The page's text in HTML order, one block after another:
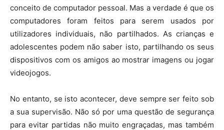
conceito de computador pessoal. Mas a verdade é que os
computadores foram feitos para serem usados por
utilizadores individuais, não partilhados. As crianças e
adolescentes podem não saber isto, partilhando os seus
dispositivos com os amigos ao mostrar imagens ou jogar
videojogos.
No entanto, se isto acontecer, deve sempre ser feito sob
a sua supervisão. Não só por uma questão de segurança
para evitar partidas não muito engraçadas, mas também